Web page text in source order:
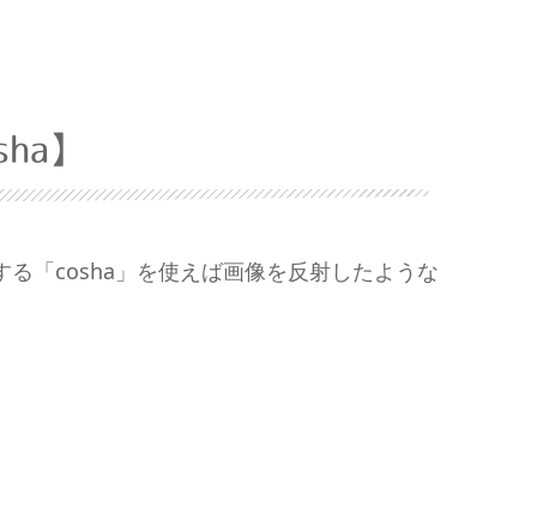
】
「cosha」を使えば画像を反射したような